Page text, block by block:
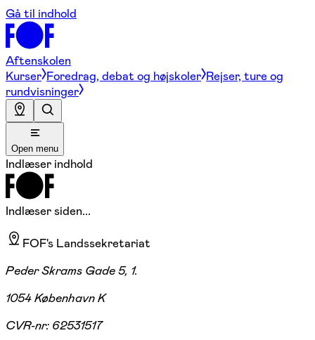
Gå til indhold
Aftenskolen
Kurser Foredrag, debat og højskoler Rejser, ture og
rundvisninger
Open menu
Indlæser indhold
Indlæser siden...
FOF's Landssekretariat
Peder Skrams Gade 5, 1.
1054 København K
CVR-nr: 62531517